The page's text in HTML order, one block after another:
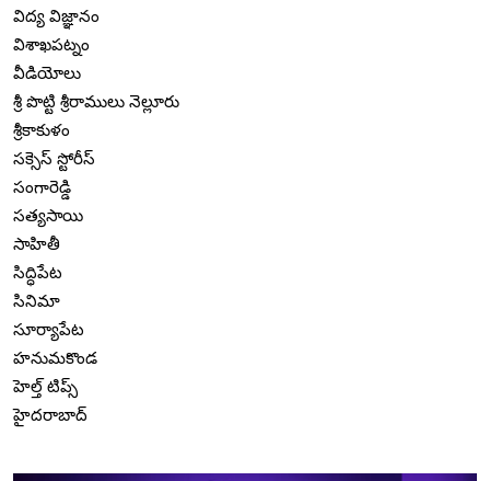
విద్య విజ్ఞానం
విశాఖపట్నం
వీడియోలు
శ్రీ పొట్టి శ్రీరాములు నెల్లూరు
శ్రీకాకుళం
సక్సెస్ స్టోరీస్
సంగారెడ్డి
సత్యసాయి
సాహితీ
సిద్ధిపేట
సినిమా
సూర్యాపేట
హనుమకొండ
హెల్త్ టిప్స్
హైదరాబాద్